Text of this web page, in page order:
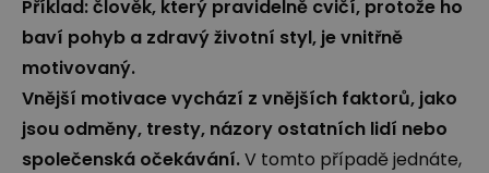
Příklad: člověk, který pravidelně cvičí, protože ho
baví pohyb a zdravý životní styl, je vnitřně
motivovaný.
Vnější motivace vychází z vnějších faktorů, jako
jsou odměny, tresty, názory ostatních lidí nebo
společenská očekávání.V tomto případě jednáte,